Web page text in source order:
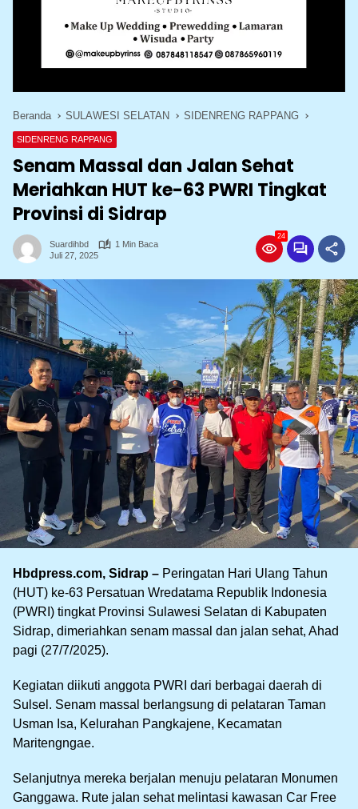
Beranda SULAWESI SELATAN SIDENRENG RAPPANG
SIDENRENG RAPPANG
Senam Massal dan Jalan Sehat
Meriahkan HUT ke-63 PWRI Tingkat
Provinsi di Sidrap
Suardihbd
1 Min Baca
Juli 27, 2025
24
Hbdpress.com, Sidrap – Peringatan Hari Ulang Tahun
(HUT) ke-63 Persatuan Wredatama Republik Indonesia
(PWRI) tingkat Provinsi Sulawesi Selatan di Kabupaten
Sidrap, dimeriahkan senam massal dan jalan sehat, Ahad
pagi (27/7/2025).
Kegiatan diikuti anggota PWRI dari berbagai daerah di
Sulsel. Senam massal berlangsung di pelataran Taman
Usman Isa, Kelurahan Pangkajene, Kecamatan
Maritengngae.
Selanjutnya mereka berjalan menuju pelataran Monumen
Ganggawa. Rute jalan sehat melintasi kawasan Car Free